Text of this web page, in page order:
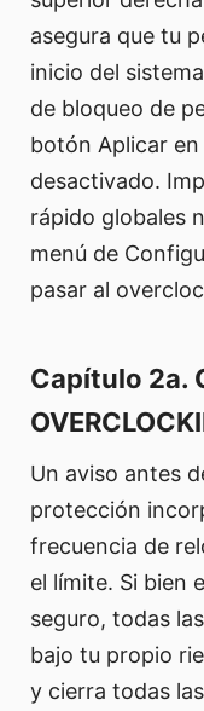
asegura que tu
inicio del
de bloqueo de
botón Aplicar
desactivado.
rápido globales
menú de
pasar al
Capítulo 2a.
Un aviso antes
protección
frecuencia de
el límite. Si bien
seguro, todas
bajo tu propio
y cierra todas